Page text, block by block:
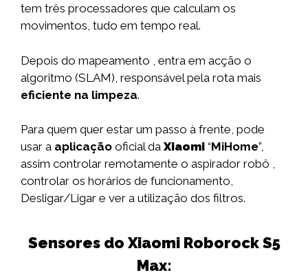
tem três processadores que calculam os
movimentos, tudo em tempo real.
Depois do mapeamento , entra em acção o
algoritmo (SLAM), responsável pela rota mais
eficiente na limpeza.
Para quem quer estar um passo à frente, pode
usar a aplicação oficial da Xiaomi “MiHome”,
assim controlar remotamente o aspirador robô ,
controlar os horários de funcionamento,
Desligar/Ligar e ver a utilização dos filtros.
Sensores do Xiaomi Roborock S5
Max: